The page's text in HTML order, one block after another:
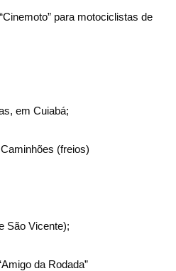
para motociclistas de
em Cuiabá;
(freios)
São Vicente);
da Rodada”